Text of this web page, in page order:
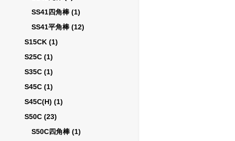
SS41四角棒 (1)
SS41平角棒 (12)
S15CK (1)
S25C (1)
S35C (1)
S45C (1)
S45C(H) (1)
S50C (23)
S50C四角棒 (1)